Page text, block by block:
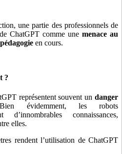
une partie des professionnels de
ChatGPT comme une menace au
en cours.
?
représentent souvent un danger
évidemment, les robots
d’innombrables connaissances,
elles.
rendent l’utilisation de ChatGPT